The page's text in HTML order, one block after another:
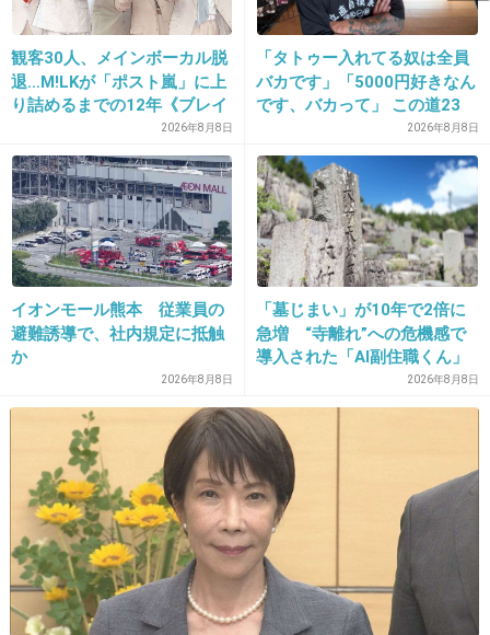
2013/02/19(火) 23:39:55
ボクサーショーツ(女性用)
これにしたら後ろまで羽根つきのテープもしっかり安定し
ているので、サニタリー使う必要ナシ。
+8
17. 匿名
私もサニタリーでも上下セットじゃないと何か気持ち悪い
普段からセットで着てるからかもしれないけど
前まで気にしないで別々の着てたらブラだけ痛みが激しいし
なのでおすすめと言うかワコールとかエメとかアモでサニタリーがあるのしか
買わない
18. 匿名 2013/02/19(火) 23:43:49
観客30人、メインボーカル脱
退…M!LKが「ポスト嵐」に上
り詰めるまでの12年《ブレイ
2026年8月8日
「タトゥー入れてる奴は全員
バカです」「5000円好きなん
です、バカって」 この道23
年の彫り師YouTuberの動画
が話題
2026年8月8日
イオンモール熊本 従業員の
避難誘導で、社内規定に抵触
か
2026年8月8日
「墓じまい」が10年で2倍に
急増 “寺離れ”への危機感で
導入された「AI副住職くん」
法要予約からお説教まで24時
間対応 2万5000基が眠る
「お墓のお墓」にも変化が
2026年8月8日